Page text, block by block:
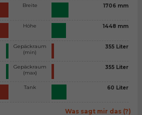
Breite
Höhe
Gepäckraum
(min)
Gepäckraum
(max)
Tank
1706 mm
1448 mm
355 Liter
355 Liter
60 Liter
Was sagt mir das (?)